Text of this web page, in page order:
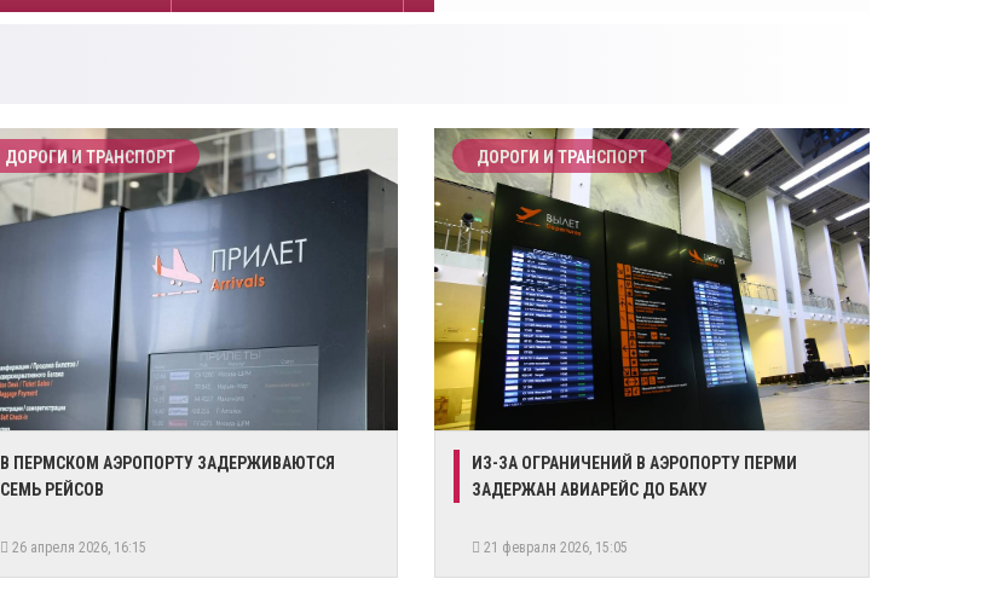
ДОРОГИ И ТРАНСПОРТ
В ПЕРМСКОМ АЭРОПОРТУ ЗАДЕРЖИВАЮТСЯ
СЕМЬ РЕЙСОВ
26 апреля 2026, 16:15
ДОРОГИ И ТРАНСПОРТ
ИЗ-ЗА ОГРАНИЧЕНИЙ В АЭРОПОРТУ ПЕРМИ
ЗАДЕРЖАН АВИАРЕЙС ДО БАКУ
21 февраля 2026, 15:05